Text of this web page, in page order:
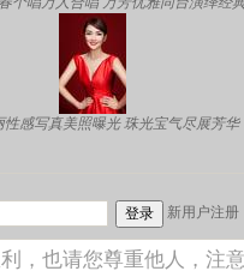
性感写真美照曝光 珠光宝气尽展芳华
新用户注册